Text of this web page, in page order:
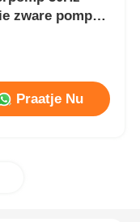
zware pomp
en
Praatje Nu